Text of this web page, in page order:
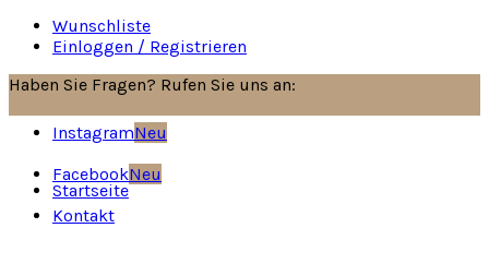
Wunschliste
Einloggen / Registrieren
Haben Sie Fragen? Rufen Sie uns an:
InstagramNeu
FacebookNeu
Kontakt
Startseite